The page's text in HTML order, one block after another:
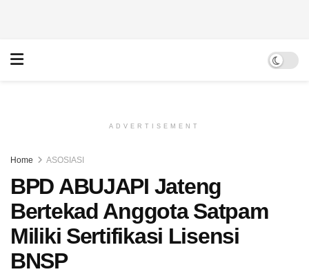
ADVERTISEMENT
Home ASOSIASI
BPD ABUJAPI Jateng
Bertekad Anggota Satpam
Miliki Sertifikasi Lisensi
BNSP